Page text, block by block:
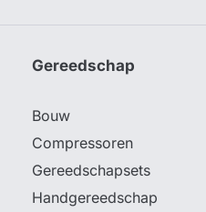
Gereedschap
Bouw
Compressoren
Gereedschapsets
Handgereedschap